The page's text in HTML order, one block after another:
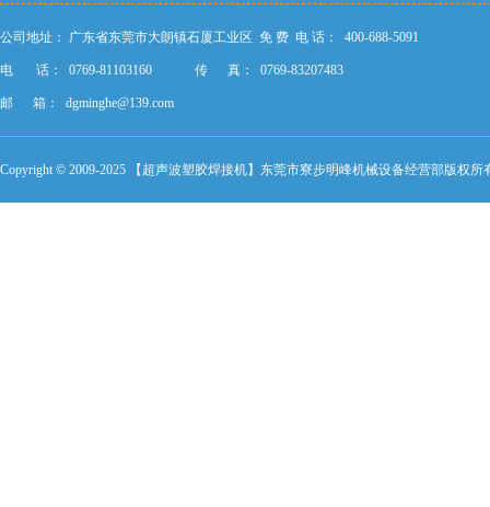
公司地址： 广东省东莞市大朗镇石厦工业区 免 费 电 话： 400-688-5091
电 话： 0769-81103160 传 真： 0769-83207483
邮 箱： dgminghe@139.com
Copyright © 2009-2025 【超声波塑胶焊接机】东莞市寮步明峰机械设备经营部版权